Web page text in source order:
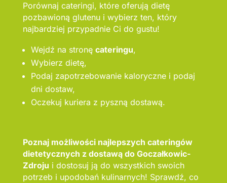
Porównaj cateringi, które oferują dietę
pozbawioną glutenu i wybierz ten, który
najbardziej przypadnie Ci do gustu!
Wejdź na stronę cateringu,
Wybierz dietę,
Podaj zapotrzebowanie kaloryczne i podaj
dni dostaw,
Oczekuj kuriera z pyszną dostawą.
Poznaj możliwości najlepszych cateringów
dietetycznych z dostawą do Goczałkowic-
Zdroju i dostosuj ją do wszystkich swoich
potrzeb i upodobań kulinarnych! Sprawdź, co